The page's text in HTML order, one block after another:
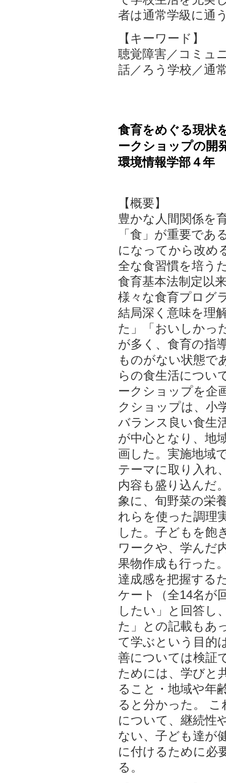
者は通常学級に通
【キーワード】
聴覚障害／コミュ
話／ろう学校／通
食育をめぐる現状
ークショップの開
環境情報学部４年
【概要】
豊かな人間関係を
「食」が重要で
になってから改め
全な食習慣を培う
食育基本法制定以
様々な食育プログ
結局深く意味を理
た」「おいしかっ
が多く、食育の指
ものがない状態で
らの食生活につい
ークショップを企
クショップは、小
バランス良い食生
が中心となり、地
画した。実施地域
テーマに取り入れ
内容も盛り込んだ
象に、旬野菜の栄
れらを使った調理
した。子どもを飽
ワークや、学んだ
果物作成も行った
達成感を把握する
ケート（全14名が
したい」と回答し
た」との記載もあ
て学ぶという目的
善については検証
ためには、学びと
ること・地域や年
ると分かった。
について、継続性
ない、子ども達が
に付けるために必
る。